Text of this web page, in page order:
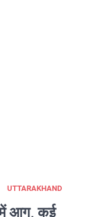
UTTARAKHAND
आग, कई